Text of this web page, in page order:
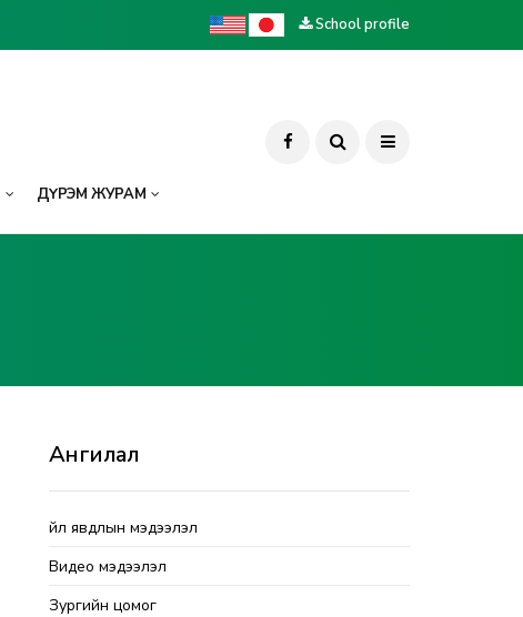
School profile
ДҮРЭМ ЖУРАМ
Ангилал
Үйл явдлын мэдээлэл
Видео мэдээлэл
Зургийн цомог